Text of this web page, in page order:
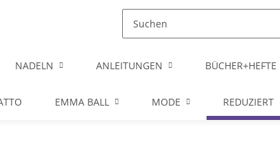
NADELN ANLEITUNGEN BÜCHER+HEFTE
EMMA BALL MODE REDUZIERT